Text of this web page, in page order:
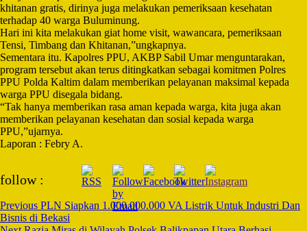
khitanan gratis, dirinya juga melakukan pemeriksaan kesehatan
terhadap 40 warga Buluminung.
Hari ini kita melakukan giat home visit, wawancara, pemeriksaan
Tensi, Timbang dan Khitanan,”ungkapnya.
Sementara itu. Kapolres PPU, AKBP Sabil Umar menguntarakan,
program tersebut akan terus ditingkatkan sebagai komitmen Polres
PPU Polda Kaltim dalam memberikan pelayanan maksimal kepada
warga PPU disegala bidang.
“Tak hanya memberikan rasa aman kepada warga, kita juga akan
memberikan pelayanan kesehatan dan sosial kepada warga
PPU,”ujarnya.
Laporan : Febry A.
follow :
Navigation
Previous PLN Siapkan 1.000.000.000 VA Listrik Untuk Industri Dan
Bisnis di Bekasi